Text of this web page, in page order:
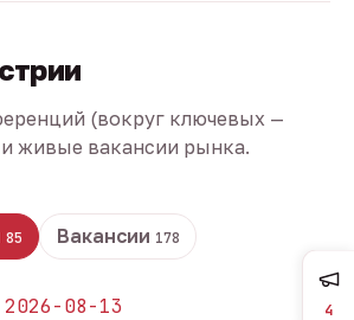
(вокруг ключевых —
живые вакансии рынка.
85 Вакансии 178
08-13 4